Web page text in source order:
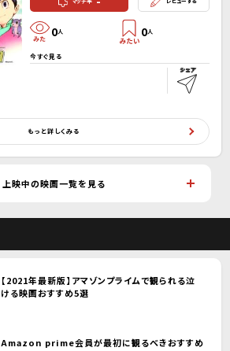
0人 0人
今すぐ見る
もっと詳しくみる
上映中の映画一覧を見る
【2021年最新版】アマゾンプライムで観られる泣
ける映画おすすめ5選
Amazon prime会員が最初に観るべきおすすめ